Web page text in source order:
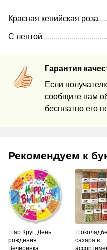
Гарантия
Если
сообщите нам
бесплатно его
Красная кенийская роза
С лентой
Рекомендуем к
Шар Круг, День
рождения
Вечеринка
Шоколадбери без
сахара в